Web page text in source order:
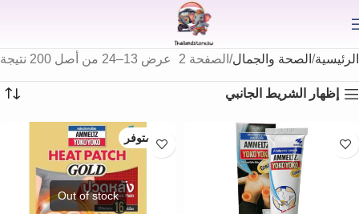
الرئيسية الصحة والجمال الصفحة 2 عرض 13–24 من أصل 200 نتيجة
إظهار الشريط الجانبي
غير متوفر